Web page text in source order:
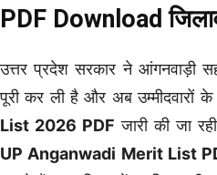
PDF Download
उत्तर प्रदेश सरकार ने आंगनवाड़ी
पूरी कर ली है और अब उम्मीदवारों के
List 2026 PDF जारी की जा
UP Anganwadi Merit List